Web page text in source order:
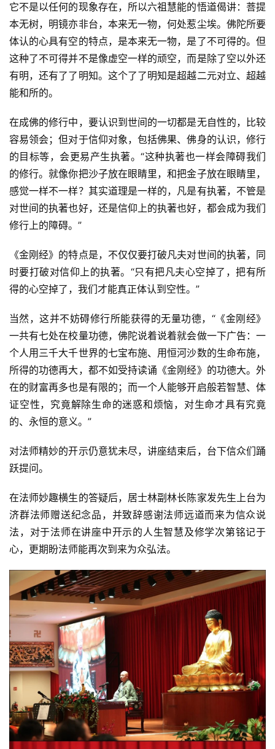
它不是以任何的现象存在，所以六祖慧能的悟道偈讲：菩提
本无树，明镜亦非台，本来无一物，何处惹尘埃。佛陀所要
体认的心具有空的特点，是本来无一物，是了不可得的。但
这种了不可得并不是像虚空一样的顽空，而是除了空以外还
有明，还有了了明知。这个了了明知是超越二元对立、超越
能和所的。
在成佛的修行中，要认识到世间的一切都是无自性的，比较
容易领会；但对于信仰对象，包括佛果、佛身的认识，修行
的目标等，会更易产生执著。“这种执著也一样会障碍我们
的修行。就像你把沙子放在眼睛里，和把金子放在眼睛里，
感觉一样不一样？其实道理是一样的，凡是有执著，不管是
对世间的执著也好，还是信仰上的执著也好，都会成为我们
修行上的障碍。”
《金刚经》的特点是，不仅仅要打破凡夫对世间的执著，同
时要打破对信仰上的执著。“只有把凡夫心空掉了，把有所
得的心空掉了，我们才能真正体认到空性。”
当然，这并不妨碍修行所能获得的无量功德，“《金刚经》
一共有七处在校量功德，佛陀说着说着就会做一下广告：一
个人用三千大千世界的七宝布施、用恒河沙数的生命布施，
所得的功德再大，都不如受持读诵《金刚经》的功德大。外
在的财富再多也是有限的；而一个人能够开启般若智慧、体
证空性，究竟解除生命的迷惑和烦恼，对生命才具有究竟
的、永恒的意义。”
对法师精妙的开示仍意犹未尽，讲座结束后，台下信众们踊
跃提问。
在法师妙趣横生的答疑后，居士林副林长陈家发先生上台为
济群法师赠送纪念品，并致辞感谢法师远道而来为信众说
法，对于法师在讲座中开示的人生智慧及修学次第铭记于
心，更期盼法师能再次到来为众弘法。